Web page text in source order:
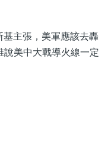
主張，美軍應該去轟
美中大戰導火線一定